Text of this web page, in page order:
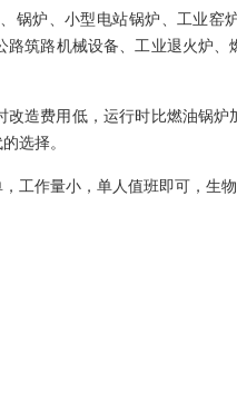
、锅炉、小型电站锅炉 工业窑
路筑路机械设备、工业退火炉
改造费用低，运行时比燃油锅炉
选择。
工作量小，单人值班即可，生